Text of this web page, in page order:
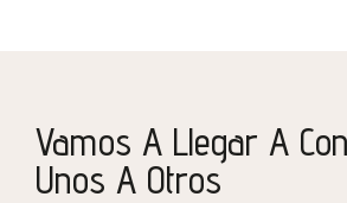
Vamos A Llegar A
Unos A Otros